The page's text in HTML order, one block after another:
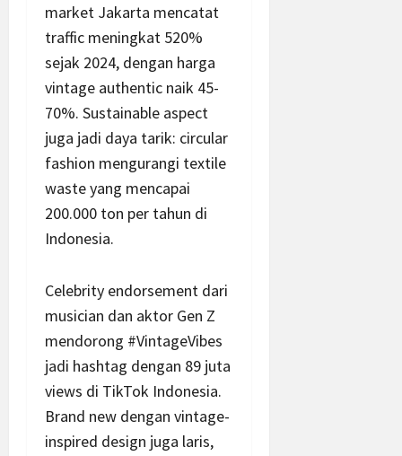
market Jakarta mencatat
traffic meningkat 520%
sejak 2024, dengan harga
vintage authentic naik 45-
70%. Sustainable aspect
juga jadi daya tarik: circular
fashion mengurangi textile
waste yang mencapai
200.000 ton per tahun di
Indonesia.
Celebrity endorsement dari
musician dan aktor Gen Z
mendorong #VintageVibes
jadi hashtag dengan 89 juta
views di TikTok Indonesia.
Brand new dengan vintage-
inspired design juga laris,